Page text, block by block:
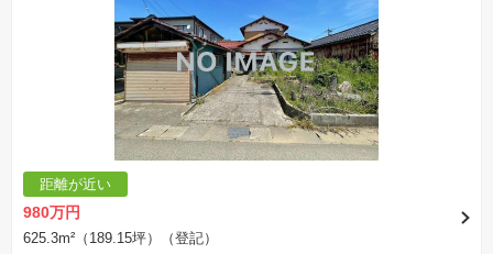
距離が近い
980万円
625.3m²（189.15坪）（登記）